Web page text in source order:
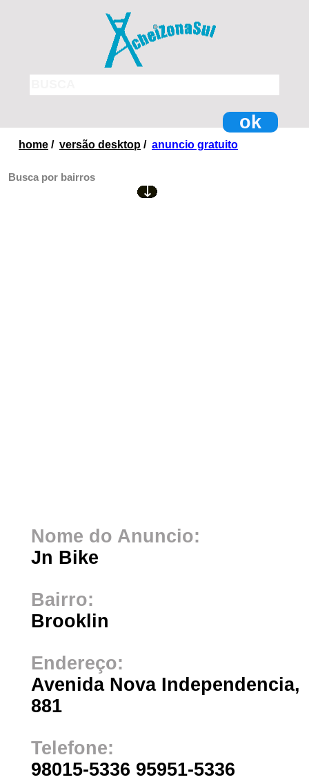
ok
home / versão desktop / anuncio gratuito
Busca por bairros
Nome do Anuncio:
Jn Bike
Bairro:
Brooklin
Endereço:
Avenida Nova Independencia,
881
Telefone:
98015-5336 95951-5336